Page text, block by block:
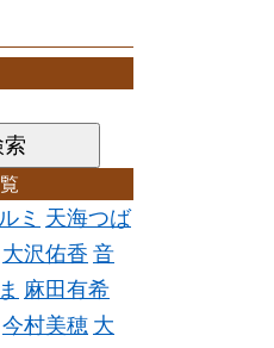
ミ 天海つば
大沢佑香 音
麻田有希
今村美穂 大